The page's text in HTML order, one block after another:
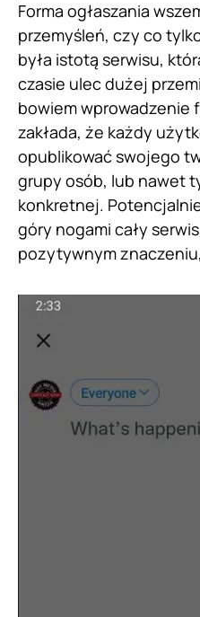
Forma ogłaszania
przemyśleń, czy co
była istotą serwisu,
czasie ulec dużej
bowiem wprowadzenie
zakłada, że każdy
opublikować swojego
grupy osób, lub nawet
konkretnej.
góry nogami cały
pozytywnym